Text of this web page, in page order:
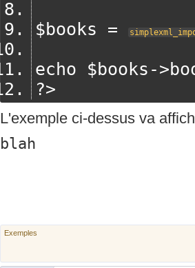
$books =
echo $books ->
?>
L'exemple ci-dessus va
Exemples